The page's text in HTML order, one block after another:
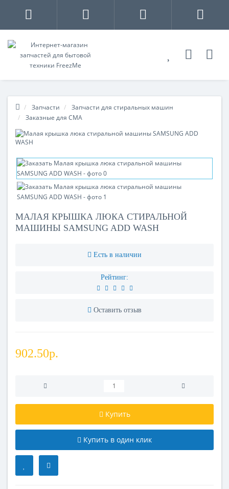
Запчасти
Запчасти для стиральных машин
Заказные для СМА
МАЛАЯ КРЫШКА ЛЮКА СТИРАЛЬНОЙ
МАШИНЫ SAMSUNG ADD WASH
Есть в наличии
Рейтинг:
Оставить отзыв
902.50р.
Купить
Купить в один клик